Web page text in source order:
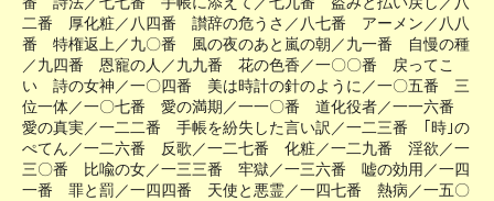
二番 厚化粧／八四番 讃辞の危うさ／八七番 アーメン／八八
番 特権返上／九〇番 風の夜のあと嵐の朝／九一番 自慢の種
／九四番 恩寵の人／九九番 花の色香／一〇〇番 戻ってこ
い 詩の女神／一〇四番 美は時計の針のように／一〇五番 三
位一体／一〇七番 愛の満期／一一〇番 道化役者／一一六番
愛の真実／一二二番 手帳を紛失した言い訳／一二三番 ｢時｣の
ぺてん／一二六番 反歌／一二七番 化粧／一二九番 淫欲／一
三〇番 比喩の女／一三三番 牢獄／一三六番 嘘の効用／一四
一番 罪と罰／一四四番 天使と悪霊／一四七番 熱病／一五〇